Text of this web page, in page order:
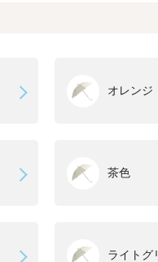
オレンジ
茶色
ライトグ